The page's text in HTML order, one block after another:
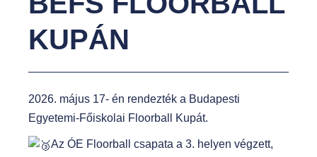
KUPÁN
2026. május 17- én rendezték a Budapesti
Egyetemi-Főiskolai Floorball Kupát.
Az ÓE Floorball csapata a 3. helyen végzett,